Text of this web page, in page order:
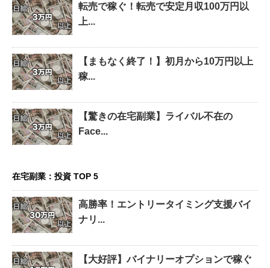
転売で稼ぐ！転売で安定月収100万円以
上...
【まもなく終了！】初月から10万円以上
稼...
【驚きの在宅副業】ライバル不在の
Face...
在宅副業：投資 TOP 5
高勝率！エントリータイミング支援バイ
ナリ...
【大好評】バイナリーオプションで稼ぐ